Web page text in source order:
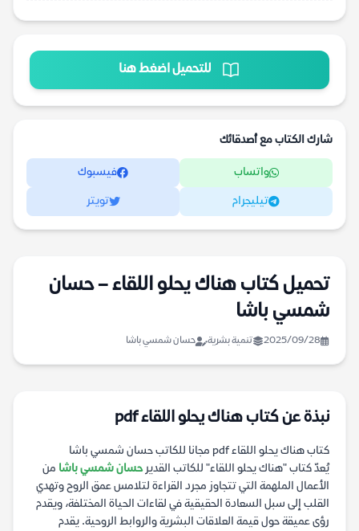
للتحميل اضغط هنا
شارك الكتاب مع أصدقائك
واتساب فيسبوك
تيليجرام تويتر
تحميل كتاب هناك يحلو اللقاء – حسان
شمسي باشا
2025/09/28 تنمية بشرية حسان شمسي باشا
نبذة عن كتاب هناك يحلو اللقاء pdf
كتاب هناك يحلو اللقاء pdf مجانا للكاتب حسان شمسي باشا
يُعدّ كتاب "هناك يحلو اللقاء" للكاتب القديرحسان شمسي باشا من
الأعمال الملهمة التي تتجاوز مجرد القراءة لتلامس عمق الروح وتهدي
القلب إلى سبل السعادة الحقيقية في لقاءات الحياة المختلفة، ويقدم
رؤى عميقة حول قيمة العلاقات البشرية والروابط الروحية. يقدم